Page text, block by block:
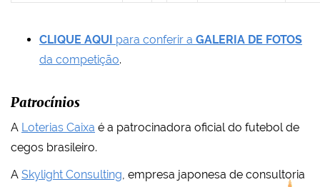
CLIQUE AQUI para conferir a GALERIA DE FOTOS
da competição.
Patrocínios
A Loterias Caixa é a patrocinadora oficial do futebol de
cegos brasileiro.
A Skylight Consulting, empresa japonesa de consultoria